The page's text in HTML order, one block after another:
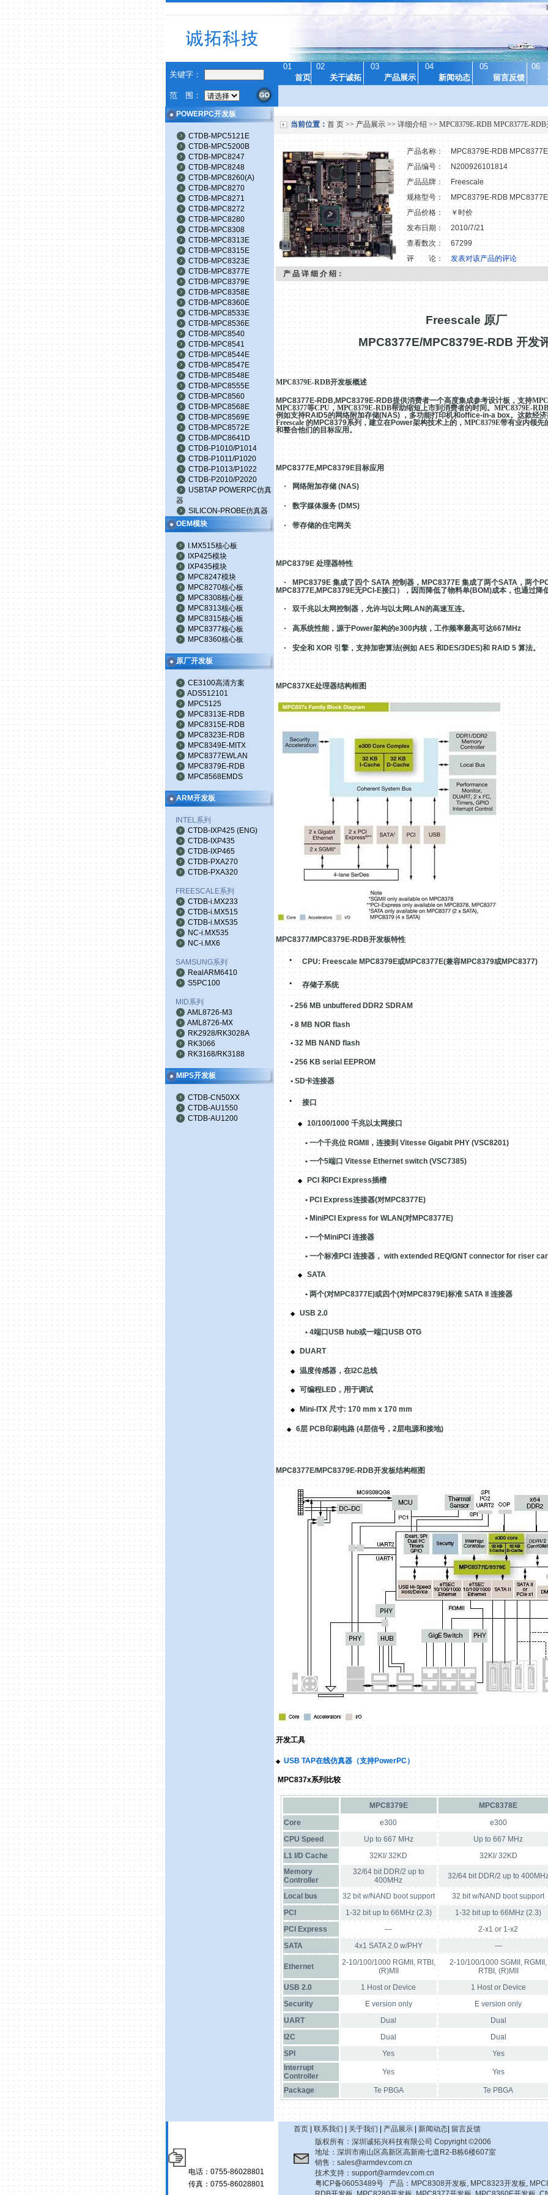
关键字：
范 围：
01 02 03 04 05
06
首页
关于诚拓 产品展示 新闻动态 留言反馈
POWERPC开发板
CTDB-MPC5121E
CTDB-MPC5200B
CTDB-MPC8247
CTDB-MPC8248
CTDB-MPC8260(A)
CTDB-MPC8270
CTDB-MPC8271
CTDB-MPC8272
CTDB-MPC8280
CTDB-MPC8308
CTDB-MPC8313E
CTDB-MPC8315E
CTDB-MPC8323E
CTDB-MPC8377E
CTDB-MPC8379E
CTDB-MPC8358E
CTDB-MPC8360E
CTDB-MPC8533E
CTDB-MPC8536E
CTDB-MPC8540
CTDB-MPC8541
CTDB-MPC8544E
CTDB-MPC8547E
CTDB-MPC8548E
CTDB-MPC8555E
CTDB-MPC8560
CTDB-MPC8568E
CTDB-MPC8569E
CTDB-MPC8572E
CTDB-MPC8641D
CTDB-P1010/P1014
CTDB-P1011/P1020
CTDB-P1013/P1022
CTDB-P2010/P2020
USBTAP POWERPC仿真
器
SILICON-PROBE仿真器
OEM模块
I.MX515核心板
IXP425模块
IXP435模块
MPC8247模块
MPC8270核心板
MPC8308核心板
MPC8313核心板
MPC8315核心板
MPC8377核心板
MPC8360核心板
原厂开发板
CE3100高清方案
ADS512101
MPC5125
MPC8313E-RDB
MPC8315E-RDB
MPC8323E-RDB
MPC8349E-MITX
MPC8377EWLAN
MPC8379E-RDB
MPC8568EMDS
ARM开发板
INTEL系列
CTDB-IXP425(ENG)
CTDB-IXP435
CTDB-IXP465
CTDB-PXA270
CTDB-PXA320
FREESCALE系列
CTDB-i.MX233
CTDB-i.MX515
CTDB-i.MX535
NC-i.MX535
NC-i.MX6
SAMSUNG系列
RealARM6410
S5PC100
MID系列
AML8726-M3
AML8726-MX
RK2928/RK3028A
RK3066
RK3168/RK3188
MIPS开发板
CTDB-CN50XX
CTDB-AU1550
CTDB-AU1200
当前位置： 首 页>> 产品展示>> 详细介绍 >> MPC8379E-RDB MPC8377E-
产品名称：
MPC8379E-RDB
产品编号：
N200926101814
产品品牌：
Freescale
规格型号：
MPC8379E-RDB
产品价格：
￥时价
发布日期：
2010/7/21
查看数次：
67299
评 论：
发表对该产品的评论
产 品 详 细 介 绍：
Freescale 原厂
MPC8377E/MPC8379E-RDB开发
MPC8379E-RDB开发板概述
MPC8377E-RDB,MPC8379E-RDB提供消费者一个高度集成参考设计板，支持
MPC8377等CPU，MPC8379E-RDB帮助缩短上市到消费者的时间。MPC8379E-
例如支持RAID5的网络附加存储(NAS) ，多功能打印机和office-in-a box。这款经
Freescale 的MPC8379系列，建立在Power架构技术上的，MPC8379E带有业内领
和整合他们的目标应用。
MPC8377E,MPC8379E目标应用
· 网络附加存储(NAS)
· 数字媒体服务(DMS)
· 带存储的住宅网关
MPC8379E 处理器特性
· MPC8379E 集成了四个SATA 控制器，MPC8377E 集成了两个SATA ，两个
MPC8377E,MPC8379E无PCI-E接口 ） ，因而降低了物料单(BOM)成本，也通过降
· 双千兆以太网控制器，允许与以太网LAN的高速互连。
· 高系统性能，源于Power架构的e300内核，工作频率最高可达667MHz
· 安全和XOR引擎，支持加密算法(例如AES 和DES/3DES)和RAID 5 算法。
MPC837XE处理器结构框图
MPC8377/MPC8379E-RDB开发板特性
· CPU: Freescale MPC8379E或MPC8377E(兼容MPC8379或MPC8377)
· 存储子系统
• 256 MB unbuffered DDR2 SDRAM
• 8 MB NOR flash
• 32 MB NAND flash
• 256 KB serial EEPROM
• SD卡连接器
· 接口
◆ 10/100/1000 千兆以太网接口
• 一个千兆位RGMII，连接到 Vitesse Gigabit PHY (VSC8201)
• 一个5端口 Vitesse Ethernet switch (VSC7385)
◆ PCI 和 PCI Express插槽
• PCI Express连接器(对MPC8377E)
• MiniPCI Express for WLAN(对MPC8377E)
• 一个MiniPCI 连接器
• 一个标准PCI 连接器， with extended REQ/GNT connector for riser
◆ SATA
• 两个(对MPC8377E)或四个(对MPC8379E)标准SATA II 连接器
◆ USB 2.0
• 4端口USB hub或一端口USB OTG
◆ DUART
◆ 温度传感器，在I2C总线
◆ 可编程LED，用于调试
◆ Mini-ITX 尺寸: 170 mm x 170 mm
◆ 6层PCB印刷电路(4层信号， 2层电源和接地)
MPC8377E/MPC8379E-RDB开发板结构框图
开发工具
◆ USB TAP在线仿真器（支持PowerPC）
MPC837x系列比较
MPC8379E
MPC8378E
Core
e300
e300
CPU Speed
Up to 667 MHz
Up to 667 MHz
L1 I/D Cache
32KI/ 32KD
32KI/ 32KD
Memory
Controller
32/64 bit DDR/2 up to
400MHz
32/64 bit DDR/2 up to
Local bus 32 bit w/NAND boot support
32 bit w/NAND boot support
PCI
1-32 bit up to 66MHz (2.3)
1-32 bit up to 66MHz (2.3)
PCI Express
—
2-x1 or 1-x2
SATA
4x1 SATA 2.0 w/PHY —
Ethernet
2-10/100/1000 RGMII, RTBI,
(R)MII
2-10/100/1000 SGMII, RGMII,
RTBI, (R)MII
USB 2.0
1 Host or Device
1 Host or Device
Security
E version only
E version only
UART
Dual
Dual
I2C
Dual
Dual
SPI
Yes
Yes
Interrupt
Controller
Yes Yes
Package Te PBGA Te PBGA
电话：0755-86028801
传真：0755-86028801
首页| 联系我们 关于我们 产品展示| 新闻动态| 留言反馈
版权所有：深圳诚拓兴科技有限公司 Copyright ©2006
地址：深圳市南山区高新区高新南七道R2-B栋6楼607室
销售：sales@armdev.com.cn
技术支持：support@armdev.com.cn
粤ICP备06053489号产品： MPC8308开发板, MPC8323开发板,